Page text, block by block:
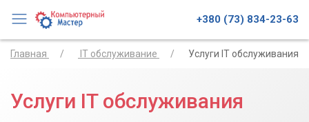
+380 (73) 834-23-63
Главная IT обслуживание Услуги IT обслуживания
Услуги IT обслуживания